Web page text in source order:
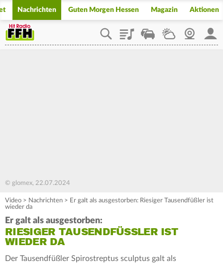
Nachrichten Guten Morgen Hessen Magazin Aktionen
PlaylistStaupilotWetterWebcam
© glomex, 22.07.2024
Video > Nachrichten > Er galt als ausgestorben: Riesiger Tausendfüßler ist
wieder da
Er galt als ausgestorben:
RIESIGER TAUSENDFÜSSLER IST W
IEDER DA
Der Tausendfüßler Spirostreptus sculptus galt als